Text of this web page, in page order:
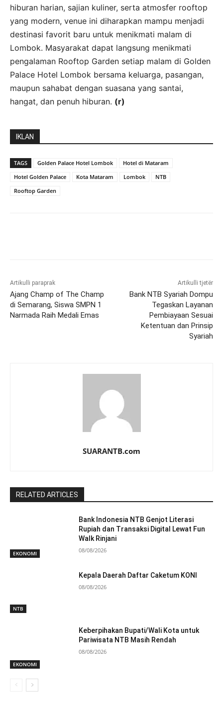
hiburan harian, sajian kuliner, serta atmosfer rooftop
yang modern, venue ini diharapkan mampu menjadi
destinasi favorit baru untuk menikmati malam di
Lombok. Masyarakat dapat langsung menikmati
pengalaman Rooftop Garden setiap malam di Golden
Palace Hotel Lombok bersama keluarga, pasangan,
maupun sahabat dengan suasana yang santai,
hangat, dan penuh hiburan. (r)
IKLAN
TAGS Golden Palace Hotel Lombok
Hotel di Mataram
Hotel Golden Palace
Kota Mataram Lombok
NTB
Rooftop Garden
Artikulli paraprak
Ajang Champ of The Champ
di Semarang, Siswa SMPN 1
Narmada Raih Medali Emas
Artikulli tjetër
Bank NTB Syariah Dompu
Tegaskan Layanan
Pembiayaan Sesuai
Ketentuan dan Prinsip
Syariah
SUARANTB.com
RELATED ARTICLES
EKONOMI
Bank Indonesia NTB Genjot Literasi
Rupiah dan Transaksi Digital Lewat Fun
Walk Rinjani
08/08/2026
NTB
Kepala Daerah Daftar Caketum KONI
08/08/2026
EKONOMI
Keberpihakan Bupati/Wali Kota untuk
Pariwisata NTB Masih Rendah
08/08/2026